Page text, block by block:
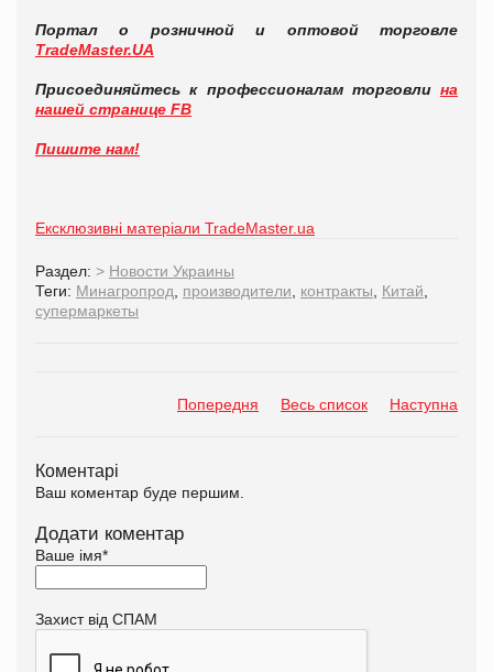
Портал о розничной и оптовой торговле
TradeMaster.UA
Присоединяйтесь к профессионалам торговли на
нашей странице FB
Пишите нам!
Ексклюзивні матеріали TradeMaster.ua
Раздел: > Новости Украины
Теги: Минагропрод производители контракты Китай
супермаркеты
Попередня Весь список Наступна
Коментарі
Ваш коментар буде першим.
Додати коментар
Ваше імя*
Захист від СПАМ